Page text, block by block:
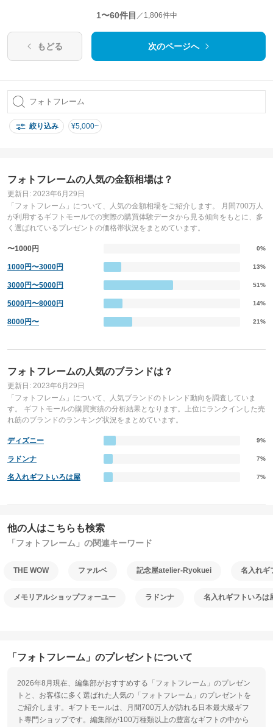
ー 1歳 名入れ ギフト 手
1〜60件目 ／1,806件中
もどる 次のページへ
絞り込み ¥5,000~
フォトフレームの人気の金額相場は？
更新日: 2023年6月29日
「フォトフレーム」について、人気の金額相場をご紹介します。 月間700万人
が利用するギフトモールでの実際の購買体験データから見る傾向をもとに、多
く選ばれているプレゼントの価格帯状況をまとめています。
〜1000円 0%
1000円〜3000円 13%
3000円〜5000円 51%
5000円〜8000円 14%
8000円〜 21%
フォトフレームの人気のブランドは？
更新日: 2023年6月29日
「フォトフレーム」について、人気ブランドのトレンド動向を調査していま
す。 ギフトモールの購買実績の分析結果となります。上位にランクインした売
れ筋のブランドのランキング状況をまとめています。
ディズニー 9%
ラドンナ 7%
名入れギフトいろは屋 7%
他の人はこちらも検索
「フォトフレーム」の関連キーワード
THE WOW ファルベ 記念屋atelier-Ryokuei 名入れギ
メモリアルショップフォーユー ラドンナ 名入れギフトいろは
「フォトフレーム」のプレゼントについて
2026年8月現在、編集部がおすすめする「フォトフレーム」のプレゼン
トと、お客様に多く選ばれた人気の「フォトフレーム」のプレゼントを
ご紹介します。ギフトモールは、月間700万人が訪れる日本最大級ギフ
ト専門ショップです。編集部が100万種類以上の豊富なギフトの中から